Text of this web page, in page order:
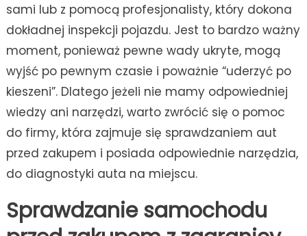
sami lub z pomocą profesjonalisty, który dokona
dokładnej inspekcji pojazdu. Jest to bardzo ważny
moment, ponieważ pewne wady ukryte, mogą
wyjść po pewnym czasie i poważnie “uderzyć po
kieszeni”. Dlatego jeżeli nie mamy odpowiedniej
wiedzy ani narzędzi, warto zwrócić się o pomoc
do firmy, która zajmuje się sprawdzaniem aut
przed zakupem i posiada odpowiednie narzędzia,
do diagnostyki auta na miejscu.
Sprawdzanie samochodu